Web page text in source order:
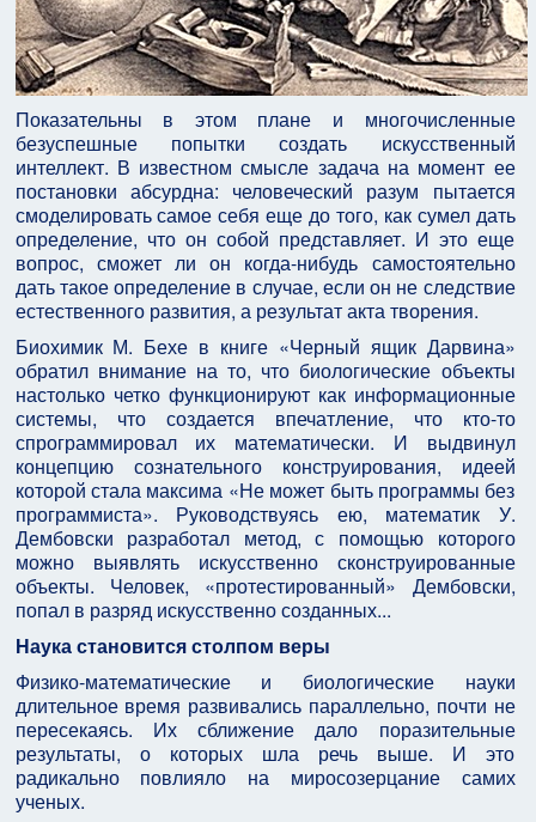
Показательны в этом плане и многочисленные
безуспешные попытки создать искусственный
интеллект. В известном смысле задача на момент ее
постановки абсурдна: человеческий разум пытается
смоделировать самое себя еще до того, как сумел дать
определение, что он собой представляет. И это еще
вопрос, сможет ли он когда-нибудь самостоятельно
дать такое определение в случае, если он не следствие
естественного развития, а результат акта творения.
Биохимик М. Бехе в книге «Черный ящик Дарвина»
обратил внимание на то, что биологические объекты
настолько четко функционируют как информационные
системы, что создается впечатление, что кто-то
спрограммировал их математически. И выдвинул
концепцию сознательного конструирования, идеей
которой стала максима «Не может быть программы без
программиста». Руководствуясь ею, математик У.
Дембовски разработал метод, с помощью которого
можно выявлять искусственно сконструированные
объекты. Человек, «протестированный» Дембовски,
попал в разряд искусственно созданных...
Наука становится столпом веры
Физико-математические и биологические науки
длительное время развивались параллельно, почти не
пересекаясь. Их сближение дало поразительные
результаты, о которых шла речь выше. И это
радикально повлияло на миросозерцание самих
ученых.